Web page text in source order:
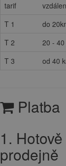
tarif
T 1
do
T 2
20 - 40
T 3
od 40
Platba
1.
prodejně